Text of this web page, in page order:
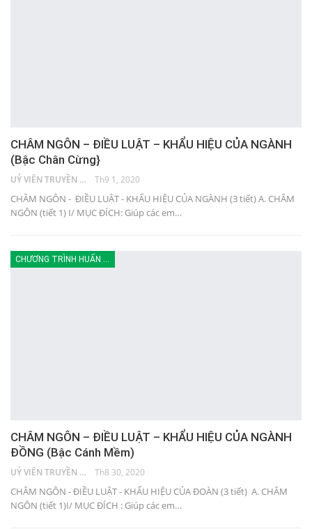
CHÂM NGÔN – ĐIỀU LUẬT – KHẨU HIỆU CỦA NGÀNH
(Bậc Chân Cừng}
UỶ VIÊN TRUYỀN THÔNG Th9 1, 2020
CHÂM NGÔN - ĐIỀU LUẬT - KHẨU HIỆU CỦA NGÀNH (3 tiết) A. CHÂM
NGÔN (tiết 1) I/ MỤC ĐÍCH: Giúp các em…
CHƯƠNG TRÌNH HUẤN LUYỆN
CHÂM NGÔN – ĐIỀU LUẬT – KHẨU HIỆU CỦA NGÀNH
ĐỒNG (Bậc Cánh Mềm)
UỶ VIÊN TRUYỀN THÔNG Th8 30, 2020
CHÂM NGÔN - ĐIỀU LUẬT - KHẨU HIỆU CỦA ĐOÀN (3 tiết) A. CHÂM
NGÔN (tiết 1)I/ MỤC ĐÍCH : Giúp các em…